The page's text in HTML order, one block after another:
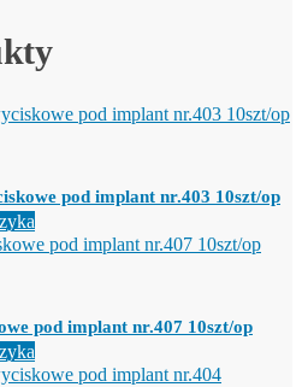
pod implant nr.403 10szt/op
pod implant nr.407 10szt/op